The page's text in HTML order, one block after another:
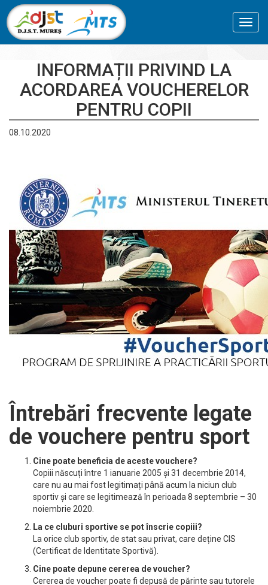
INFORMAȚII PRIVIND LA
ACORDAREA VOUCHERELOR
PENTRU COPII
08.10.2020
Întrebări frecvente legate
de vouchere pentru sport
Cine poate beneficia de aceste vouchere?
Copiii născuți între 1 ianuarie 2005 și 31 decembrie 2014,
care nu au mai fost legitimați până acum la niciun club
sportiv și care se legitimează în perioada 8 septembrie – 30
noiembrie 2020.
La ce cluburi sportive se pot înscrie copiii?
La orice club sportiv, de stat sau privat, care deține CIS
(Certificat de Identitate Sportivă).
Cine poate depune cererea de voucher?
Cererea de voucher poate fi depusă de părinte sau tutorele